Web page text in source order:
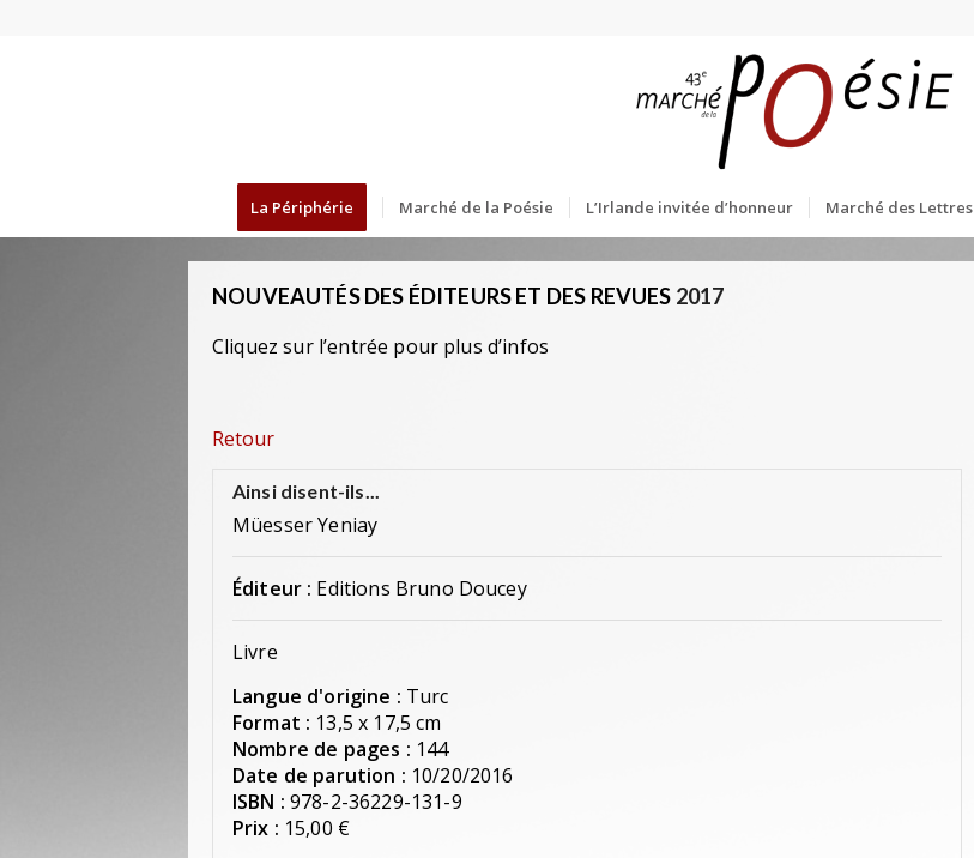
La Périphérie Marché de la Poésie L’Irlande invitée d’honneur Marché des Lettres
NOUVEAUTÉS DES ÉDITEURS ET DES REVUES 2017
Cliquez sur l’entrée pour plus d’infos
Retour
Ainsi disent-ils...
Müesser Yeniay
Éditeur : Editions Bruno Doucey
Livre
Langue d'origine : Turc
Format : 13,5 x 17,5 cm
Nombre de pages : 144
Date de parution : 10/20/2016
ISBN : 978-2-36229-131-9
Prix : 15,00 €